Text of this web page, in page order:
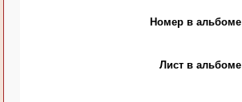
Номер в альбоме
Лист в альбоме